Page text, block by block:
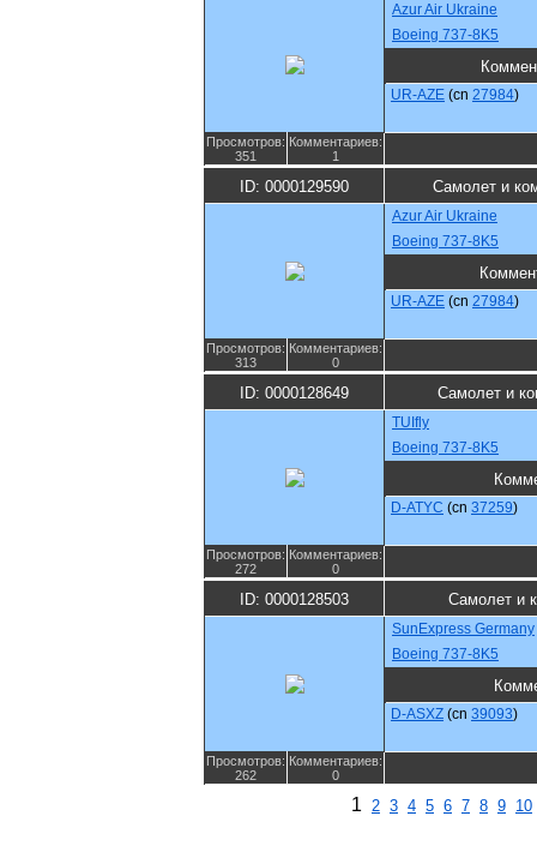
Azur Air Ukraine
Boeing 737-8K5
UR-AZE (cn 27984)
Просмотров:
351
Комментариев:
1
ID: 0000129590 Самолет и
Azur Air Ukraine
Boeing 737-8K5
UR-AZE (cn 27984)
Просмотров:
313
Комментариев:
0
ID: 0000128649 Самолет и
TUIfly
Boeing 737-8K5
D-ATYC (cn 37259)
Просмотров:
272
Комментариев:
0
ID: 0000128503 Самолет и
SunExpress Germany
Boeing 737-8K5
D-ASXZ (cn 39093)
Просмотров:
262
Комментариев:
0
1 2 3 4 5 6 7 8 9 10